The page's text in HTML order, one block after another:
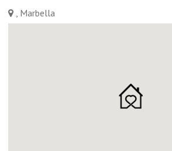
, Marbella